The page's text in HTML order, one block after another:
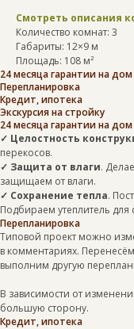
Смотреть описания
Количество комнат: 3
Габариты: 12×9 м
Площадь: 108 м²
24 месяца гарантии на дом
Перепланировка
Кредит, ипотека
Экскурсия на стройку
24 месяца гарантии на дом
✓ Целостность
перекосов.
✓ Защита от влаги.
защищаем от влаги.
✓ Сохранение тепла.
Подбираем утеплитель
Перепланировка
Типовой проект можно
в комментариях.
выполним другую
В зависимости от
большую сторону.
Кредит, ипотека